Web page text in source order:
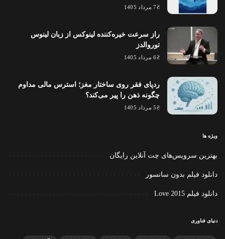
7 مرداد 1405
راز سرعت خیره‌کننده لینوکس از زبان لینوس
توروالدز
6 مرداد 1405
ردپای فقر روی ساختار مغز؛ استرس مالی مداوم
چگونه ذهن را پیر می‌کند؟
5 مرداد 1405
ویژه ها
بهترین سرویس‌های چت آنلاین رایگان
دانلود فیلم بدون سانسور
دانلود فیلم Love 2015
دنیای فناوری